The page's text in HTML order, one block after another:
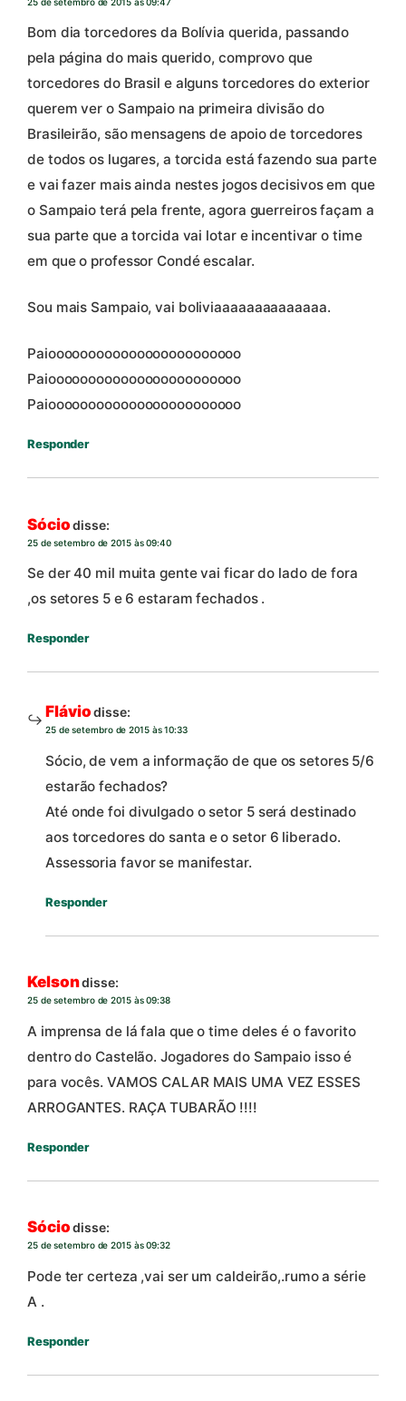
Bom dia torcedores da Bolívia querida, passando
pela página do mais querido, comprovo que
torcedores do Brasil e alguns torcedores do exterior
querem ver o Sampaio na primeira divisão do
Brasileirão, são mensagens de apoio de torcedores
de todos os lugares, a torcida está fazendo sua parte
e vai fazer mais ainda nestes jogos decisivos em que
o Sampaio terá pela frente, agora guerreiros façam a
sua parte que a torcida vai lotar e incentivar o time
em que o professor Condé escalar.
Sou mais Sampaio, vai boliviaaaaaaaaaaaaaa.
Paioooooooooooooooooooooooo
Paioooooooooooooooooooooooo
Paioooooooooooooooooooooooo
Responder
Sócio disse:
25 de setembro de 2015 às 09:40
Se der 40 mil muita gente vai ficar do lado de fora
,os setores 5 e 6 estaram fechados .
Responder
Fláviodisse:
25 de setembro de 2015 às 10:33
Sócio, de vem a informação de que os setores 5/6
estarão fechados?
Até onde foi divulgado o setor 5 será destinado
aos torcedores do santa e o setor 6 liberado.
Assessoria favor se manifestar.
Responder
Kelsondisse:
25 de setembro de 2015 às 09:38
A imprensa de lá fala que o time deles é o favorito
dentro do Castelão. Jogadores do Sampaio isso é
para vocês. VAMOS CALAR MAIS UMA VEZ ESSES
ARROGANTES. RAÇA TUBARÃO !!!!
Responder
Sócio disse:
25 de setembro de 2015 às 09:32
Pode ter certeza ,vai ser um caldeirão,.rumo a série
A .
Responder